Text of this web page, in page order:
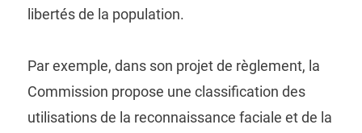
libertés de la population.
Par exemple, dans son projet de règlement, la
Commission propose une classification des
utilisations de la reconnaissance faciale et de la